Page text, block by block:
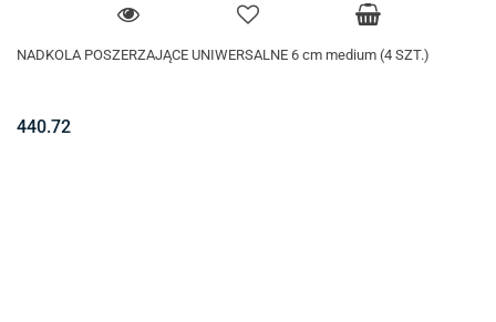
NADKOLA POSZERZAJĄCE UNIWERSALNE 6 cm medium (4 SZT.)
440.72